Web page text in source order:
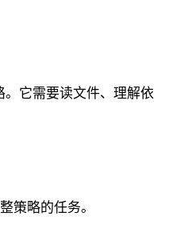
。它需要读文件、理解依
策略的任务。